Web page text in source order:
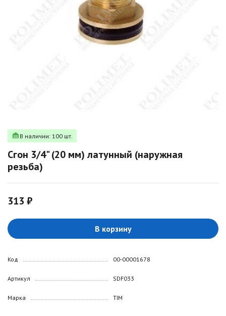
В наличии: 100 шт.
Сгон 3/4" (20 мм) латунный (наружная
резьба)
313 ₽
В корзину
Код
Артикул
Марка
00-00001678
SDF033
TIM